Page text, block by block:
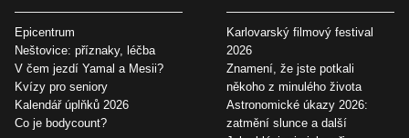
Epicentrum
Neštovice: příznaky, léčba
V čem jezdí Yamal a Mesii?
Kvízy pro seniory
Kalendář úplňků 2026
Co je bodycount?
Karlovarský filmový festival
2026
Znamení, že jste potkali
někoho z minulého života
Astronomické úkazy 2026:
zatmění slunce a další